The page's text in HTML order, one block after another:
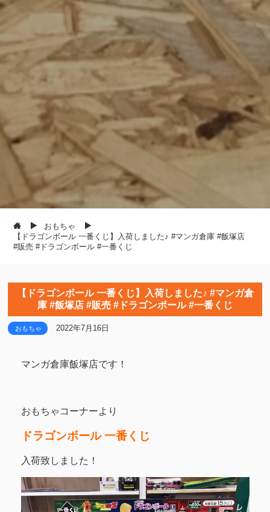
おもちゃ
【ドラゴンボール 一番くじ】入荷しました♪ #マンガ倉庫 #飯塚店
#販売 #ドラゴンボール #一番くじ
【ドラゴンボール 一番くじ】入荷しました♪ #マンガ倉
庫 #飯塚店 #販売 #ドラゴンボール #一番くじ
おもちゃ 2022年7月16日
マンガ倉庫飯塚店です！
おもちゃコーナーより
ドラゴンボール 一番くじ
入荷致しました！